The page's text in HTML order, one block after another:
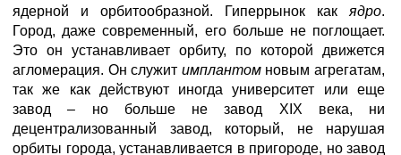
ядерной и орбитообразной. Гиперрынок как ядро.
Город, даже современный, его больше не поглощает.
Это он устанавливает орбиту, по которой движется
агломерация. Он служит имплантомновым агрегатам,
так же как действуют иногда университет или еще
завод – но больше не завод XIX века, ни
децентрализованный завод, который, не нарушая
орбиты города, устанавливается в пригороде, но завод